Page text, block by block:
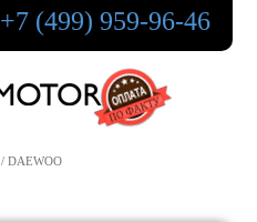
+7 (499) 959-96-46
/ DAEWOO